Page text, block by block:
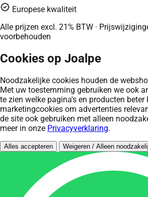
Europese kwaliteit
Alle prijzen excl. 21% BTW ·
voorbehouden
Cookies op Joalpe
Noodzakelijke cookies houden de
Met uw toestemming gebruiken we ook
te zien welke pagina's en producten beter
marketingcookies om advertenties
de site ook gebruiken met alleen
meer in onze Privacyverklaring.
Alles accepteren Weigeren / Alleen